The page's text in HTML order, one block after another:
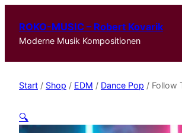
ROKO-MUSIC – Robert Kovarik
Moderne Musik Kompositionen
Start / Shop / EDM / Dance Pop / Follow
🔍